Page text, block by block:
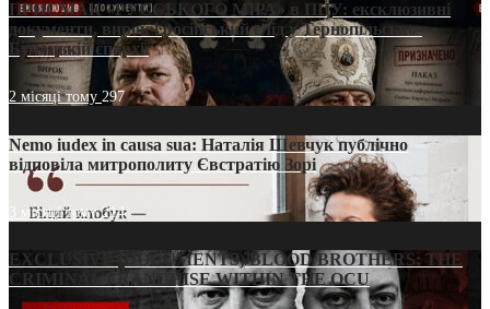
ПРИСМАК «РУССЬКОГО МІРА» в ПЦУ: ексклюзивні
документи, вирок і російський слід у Тернопільсько-
Бучацькій єпархії
2 місяці тому 297
Nemo iudex in causa sua: Наталія Шевчук публічно
відповіла митрополиту Євстратію Зорі
3 місяці тому214
EXCLUSIVE (DOCUMENTS)/BLOOD BROTHERS: THE
CRIMINAL FRANCHISE WITHIN THE OCU